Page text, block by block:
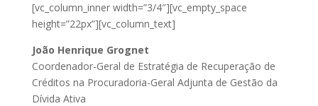
[vc_column_inner width=”3/4″][vc_empty_space
height=”22px”][vc_column_text]
João Henrique Grognet
Coordenador-Geral de Estratégia de Recuperação de
Créditos na Procuradoria-Geral Adjunta de Gestão da
Dívida Ativa